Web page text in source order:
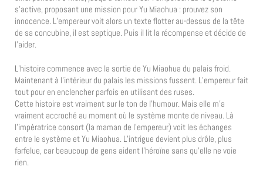
s’active, proposant une mission pour Yu Miaohua : prouvez son
innocence. L’empereur voit alors un texte flotter au-dessus de la tête
de sa concubine, il est septique. Puis il lit la récompense et décide de
l’aider.
L’histoire commence avec la sortie de Yu Miaohua du palais froid.
Maintenant à l’intérieur du palais les missions fussent. L’empereur fait
tout pour en enclencher parfois en utilisant des ruses.
Cette histoire est vraiment sur le ton de l’humour. Mais elle m’a
vraiment accroché au moment où le système monte de niveau. Là
l’impératrice consort (la maman de l’empereur) voit les échanges
entre le système et Yu Miaohua. L’intrigue devient plus drôle, plus
farfelue, car beaucoup de gens aident l’héroïne sans qu’elle ne voie
rien.